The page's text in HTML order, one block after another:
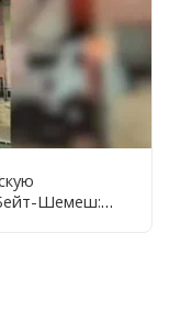
Шемеш: